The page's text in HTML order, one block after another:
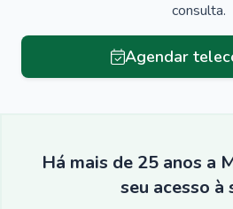
consulta.
Agendar
Há mais de 25 anos a
seu acesso à